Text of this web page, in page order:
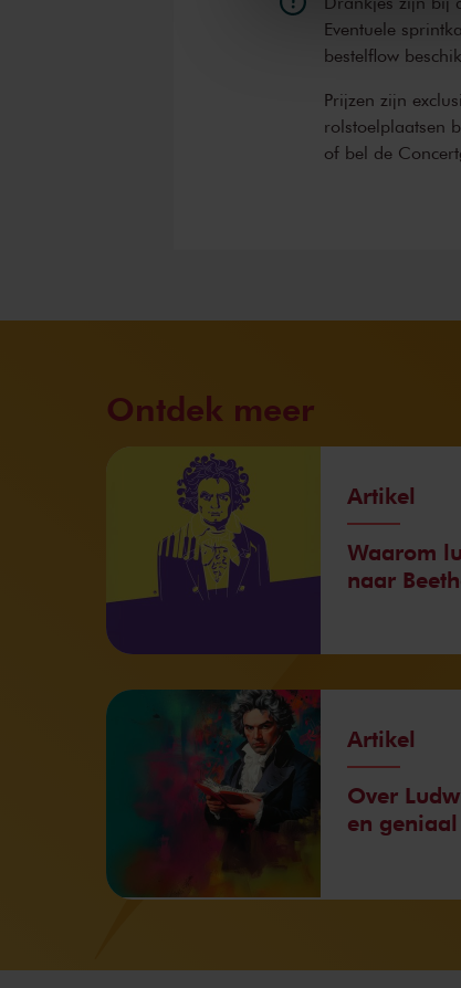
Eventuele
bestelflow
Prijzen zijn
rolstoelplaatsen
of bel de
Ontdek meer
Artikel
Waarom
naar
Artikel
Over
en geniaal